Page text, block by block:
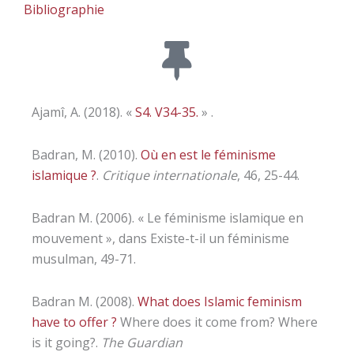
Bibliographie
Ajamî, A. (2018). «S4. V34-35. » .
Badran, M. (2010). Où en est le féminisme
islamique ?. Critique internationale, 46, 25-44.
Badran M. (2006). « Le féminisme islamique en
mouvement », dans Existe-t-il un féminisme
musulman, 49-71.
Badran M. (2008). What does Islamic feminism
have to offer ? Where does it come from? Where
is it going?. The Guardian